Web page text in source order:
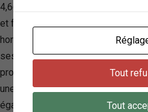
4,66/5. Proposant une gamme
et femmes, ce salon se distingue
horaires étendus, et un
ses prestations de coiffure,
profiter des dernières tendances
une inscription simple à leur
également les bienvenues, grâce à
Tout
Tout